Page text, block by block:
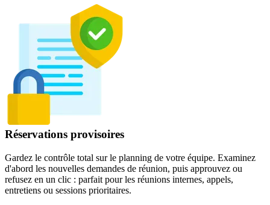
Réservations provisoires
Gardez le contrôle total sur le planning de votre équipe. Examinez
d'abord les nouvelles demandes de réunion, puis approuvez ou
refusez en un clic : parfait pour les réunions internes, appels,
entretiens ou sessions prioritaires.